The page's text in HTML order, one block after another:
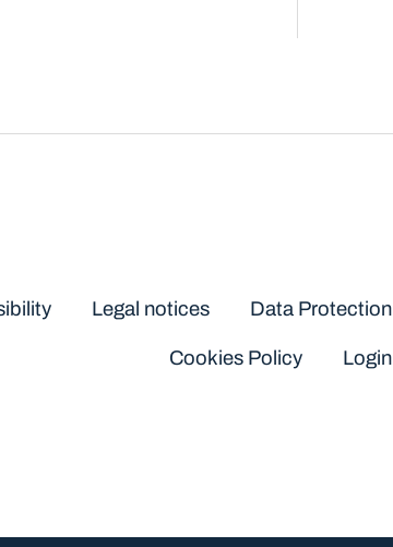
Legal notices Data Protection
Cookies Policy Login